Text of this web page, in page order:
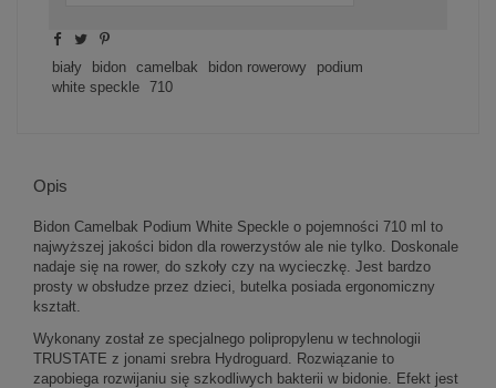
biały bidon camelbak bidon rowerowy
podium
white speckle
710
Opis
Bidon Camelbak Podium White Speckle o pojemności 710 ml to
najwyższej jakości bidon dla rowerzystów ale nie tylko. Doskonale
nadaje się na rower, do szkoły czy na wycieczkę. Jest bardzo
prosty w obsłudze przez dzieci, butelka posiada ergonomiczny
kształt.
Wykonany został ze specjalnego polipropylenu w technologii
TRUSTATE z jonami srebra Hydroguard. Rozwiązanie to
zapobiega rozwijaniu się szkodliwych bakterii w bidonie. Efekt jest